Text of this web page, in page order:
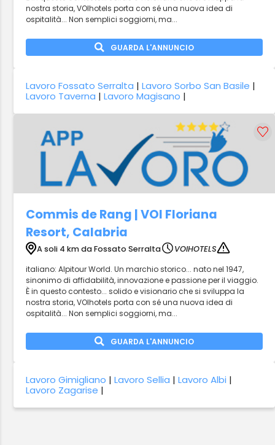
nostra storia, VOIhotels porta con sé una nuova idea di
ospitalità... Non semplici soggiorni, ma...
GUARDA L'ANNUNCIO
Lavoro Fossato Serralta |Lavoro Sorbo San Basile |
Lavoro Taverna |Lavoro Magisano |
Commis de Rang | VOI Floriana
Resort, Calabria
A soli 4 km da Fossato Serralta
VOIHOTELS
italiano: Alpitour World. Un marchio storico... nato nel 1947,
sinonimo di affidabilità, innovazione e passione per il viaggio.
È in questo contesto... solido e visionario che si sviluppa la
nostra storia, VOIhotels porta con sé una nuova idea di
ospitalità... Non semplici soggiorni, ma...
GUARDA L'ANNUNCIO
Lavoro Gimigliano |Lavoro Sellia |Lavoro Albi |
Lavoro Zagarise |